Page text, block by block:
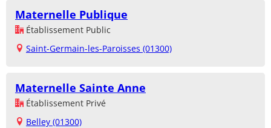
Maternelle Publique
Établissement Public
Saint-Germain-les-Paroisses (01300)
Maternelle Sainte Anne
Établissement Privé
Belley (01300)